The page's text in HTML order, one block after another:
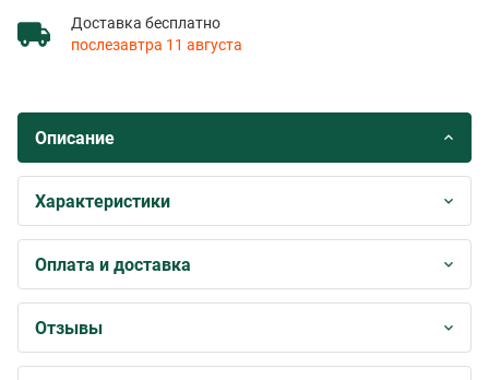
Доставка бесплатно
послезавтра 11 августа
Описание
Характеристики
Оплата и доставка
Отзывы